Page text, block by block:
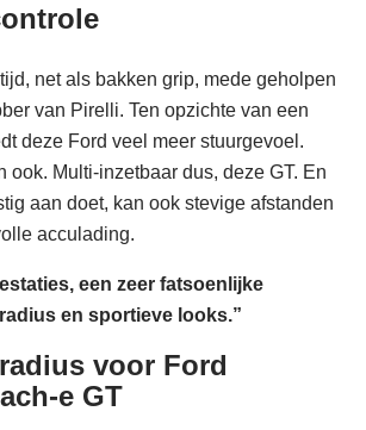
net als bakken grip, mede geholpen
van Pirelli. Ten opzichte van een
deze Ford veel meer stuurgevoel.
ook. Multi-inzetbaar dus, deze GT. En
aan doet, kan ook stevige afstanden
acculading.
een zeer fatsoenlijke
en sportieve looks.”
voor Ford
e GT